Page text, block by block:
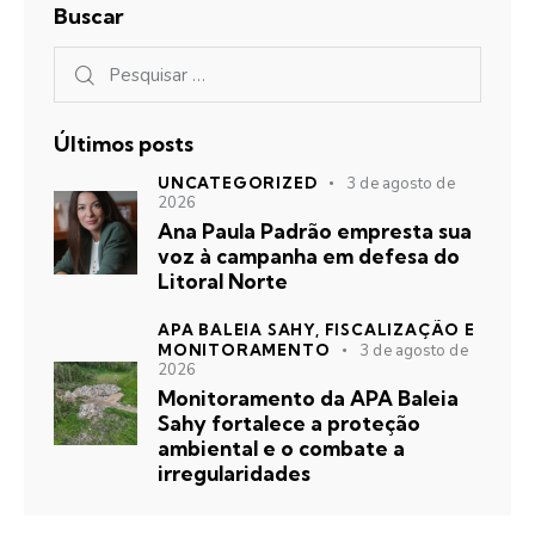
Buscar
Últimos posts
UNCATEGORIZED
3 de agosto de
2026
Ana Paula Padrão empresta sua
voz à campanha em defesa do
Litoral Norte
APA BALEIA SAHY, FISCALIZAÇÃO E
MONITORAMENTO
3 de agosto de
2026
Monitoramento da APA Baleia
Sahy fortalece a proteção
ambiental e o combate a
irregularidades